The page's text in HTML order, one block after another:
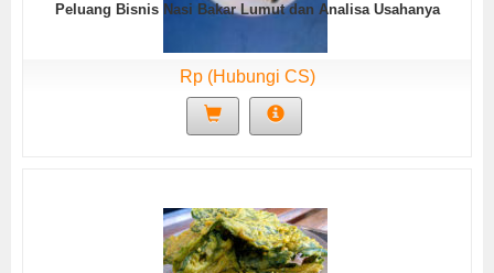
Peluang Bisnis Nasi Bakar Lumut dan Analisa Usahanya
Rp (Hubungi CS)